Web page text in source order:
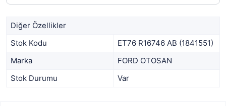
Diğer Özellikler
Stok Kodu
ET76 R16746 AB (1841551)
Marka
FORD OTOSAN
Stok Durumu
Var